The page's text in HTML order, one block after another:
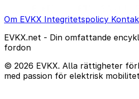
Om EVKX Integritetspolicy
EVKX.net - Din omfattande
fordon
© 2026 EVKX. Alla rättigheter
med passion för elektrisk